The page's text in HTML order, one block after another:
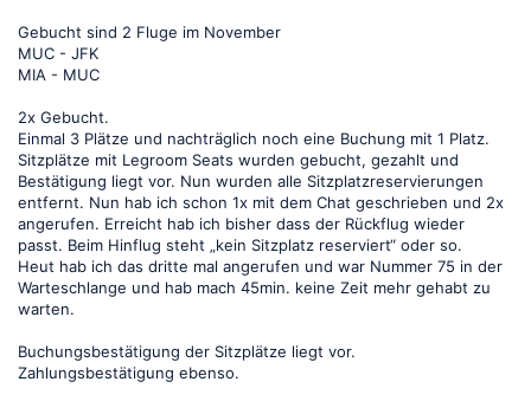
Gebucht sind 2 Fluge im November
MUC - JFK
MIA - MUC
2x Gebucht.
Einmal 3 Plätze und nachträglich noch eine Buchung mit 1 Platz.
Sitzplätze mit Legroom Seats wurden gebucht, gezahlt und
Bestätigung liegt vor. Nun wurden alle Sitzplatzreservierungen
entfernt. Nun hab ich schon 1x mit dem Chat geschrieben und 2x
angerufen. Erreicht hab ich bisher dass der Rückflug wieder
passt. Beim Hinflug steht „kein Sitzplatz reserviert“ oder so.
Heut hab ich das dritte mal angerufen und war Nummer 75 in der
Warteschlange und hab mach 45min. keine Zeit mehr gehabt zu
warten.
Buchungsbestätigung der Sitzplätze liegt vor.
Zahlungsbestätigung ebenso.